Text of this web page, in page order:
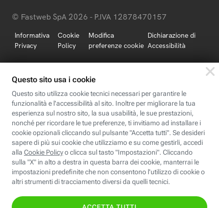
© Fastweb SpA 2026 - P.IVA 12878470157
Informativa
Privacy
Cookie
Policy
Modifica
preferenze cookie
Dichiarazione di
Accessibilità